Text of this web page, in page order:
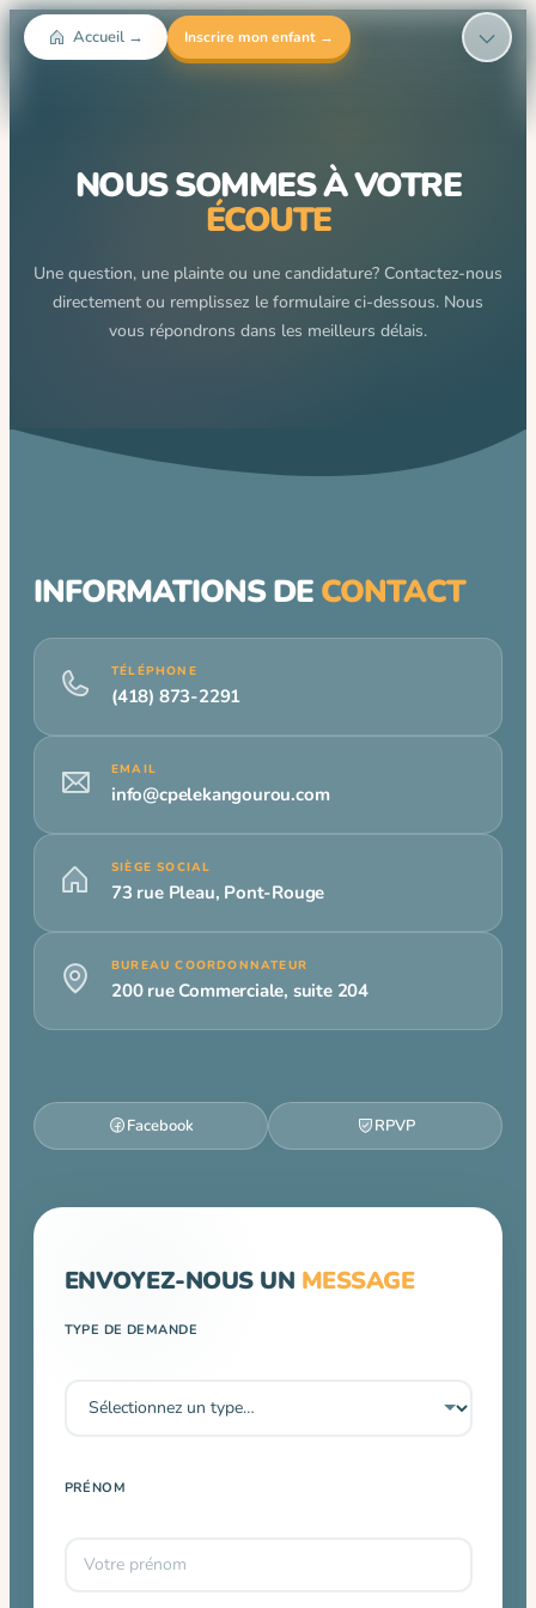
Aller
au
Accueil → Inscrire mon enfant →
NOUS SOMMES À VOTRE
ÉCOUTE
Une question, une plainte ou une candidature? Contactez-nous
directement ou remplissez le formulaire ci-dessous. Nous
vous répondrons dans les meilleurs délais.
INFORMATIONS DE CONTACT
TÉLÉPHONE
(418) 873-2291
EMAIL
info@cpelekangourou.com
SIÈGE SOCIAL
73 rue Pleau, Pont-Rouge
BUREAU COORDONNATEUR
200 rue Commerciale, suite 204
Facebook RPVP
ENVOYEZ-NOUS UN MESSAGE
TYPE DE DEMANDE
PRÉNOM